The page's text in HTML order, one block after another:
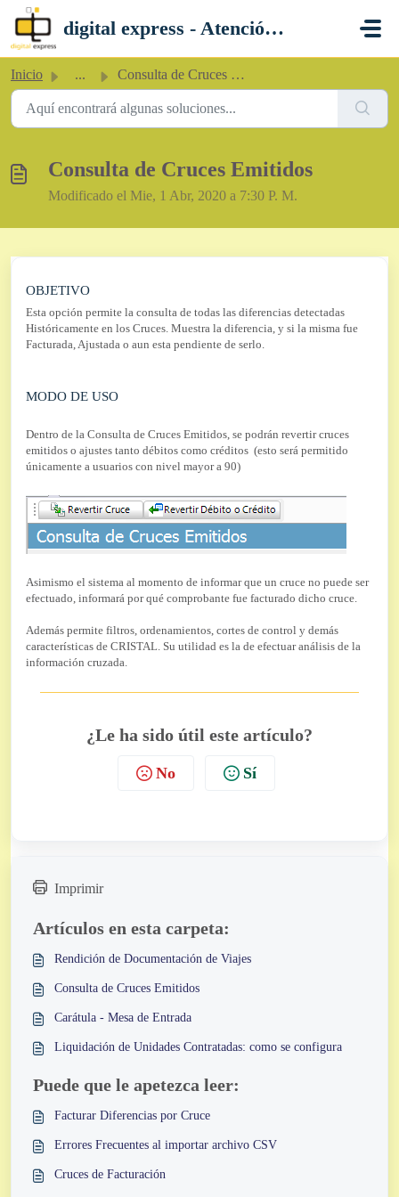
Saltar al contenido principal
digital express - Atención al Cliente
Inicio ... Consulta de Cruces Emitidos
Consulta de Cruces Emitidos
Modificado el Mie, 1 Abr, 2020 a 7:30 P. M.
OBJETIVO
Esta opción permite la consulta de todas las diferencias detectadas
Históricamente en los Cruces. Muestra la diferencia, y si la misma fue
Facturada, Ajustada o aun esta pendiente de serlo.
MODO DE USO
Dentro de la Consulta de Cruces Emitidos, se podrán revertir cruces
emitidos o ajustes tanto débitos como créditos (esto será permitido
únicamente a usuarios con nivel mayor a 90)
Asimismo el sistema al momento de informar que un cruce no puede ser
efectuado, informará por qué comprobante fue facturado dicho cruce.
Además permite filtros, ordenamientos, cortes de control y demás
características de CRISTAL. Su utilidad es la de efectuar análisis de la
información cruzada.
¿Le ha sido útil este artículo?
No Sí
Imprimir
Artículos en esta carpeta:
Rendición de Documentación de Viajes
Consulta de Cruces Emitidos
Carátula - Mesa de Entrada
Liquidación de Unidades Contratadas: como se configura
Puede que le apetezca leer:
Facturar Diferencias por Cruce
Errores Frecuentes al importar archivo CSV
Cruces de Facturación